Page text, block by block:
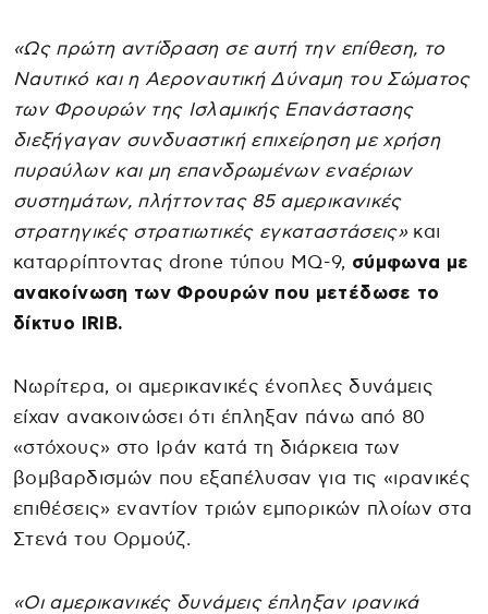
«Ως πρώτη αντίδραση σε αυτή την επίθεση, το
Ναυτικό και η Αεροναυτική Δύναμη του Σώματος
των Φρουρών της Ισλαμικής Επανάστασης
διεξήγαγαν συνδυαστική επιχείρηση με χρήση
πυραύλων και μη επανδρωμένων εναέριων
συστημάτων, πλήττοντας 85 αμερικανικές
στρατηγικές στρατιωτικές εγκαταστάσεις»και
καταρρίπτοντας drone τύπου MQ-9, σύμφωνα με
ανακοίνωση των Φρουρών που μετέδωσε το
δίκτυο IRIB.
Νωρίτερα, οι αμερικανικές ένοπλες δυνάμεις
είχαν ανακοινώσει ότι έπληξαν πάνω από 80
«στόχους» στο Ιράν κατά τη διάρκεια των
βομβαρδισμών που εξαπέλυσαν για τις «ιρανικές
επιθέσεις» εναντίον τριών εμπορικών πλοίων στα
Στενά του Ορμούζ.
«Οι αμερικανικές δυνάμεις έπληξαν ιρανικά